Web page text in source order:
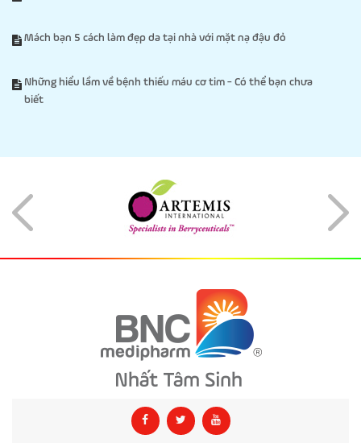
Mách bạn 5 cách làm đẹp da tại nhà với mặt nạ đậu đỏ
Những hiểu lầm về bệnh thiếu máu cơ tim - Có thể bạn chưa
biết